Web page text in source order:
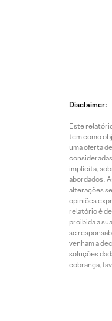
Disclaimer:
Este
tem como
uma oferta
implícita,
abordados.
alterações
opiniões
relatório é
proibida a
se
venham a
soluções
cobrança,